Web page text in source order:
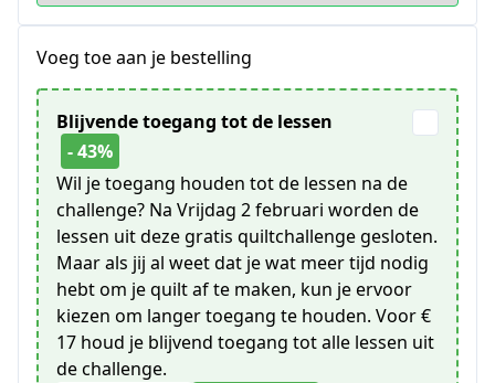
Voeg toe aan je bestelling
Blijvende toegang tot de lessen
- 43%
Wil je toegang houden tot de lessen na de
challenge? Na Vrijdag 2 februari worden de
lessen uit deze gratis quiltchallenge gesloten.
Maar als jij al weet dat je wat meer tijd nodig
hebt om je quilt af te maken, kun je ervoor
kiezen om langer toegang te houden. Voor €
17 houd je blijvend toegang tot alle lessen uit
de challenge.